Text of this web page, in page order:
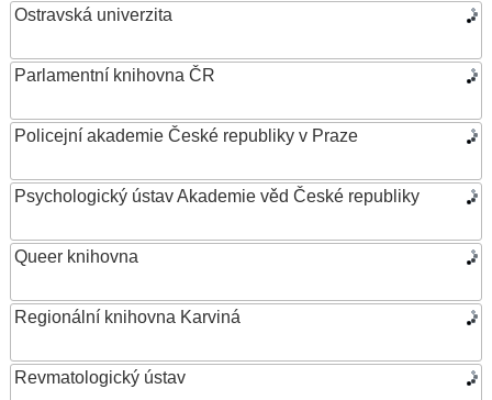
Ostravská univerzita
Parlamentní knihovna ČR
Policejní akademie České republiky v Praze
Psychologický ústav Akademie věd České republiky
Queer knihovna
Regionální knihovna Karviná
Revmatologický ústav